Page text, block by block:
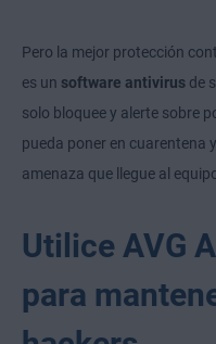
Pero la mejor protección
es un software antivirus de
solo bloquee y alerte sobre
pueda poner en cuarentena
amenaza que llegue al
Utilice AVG
para